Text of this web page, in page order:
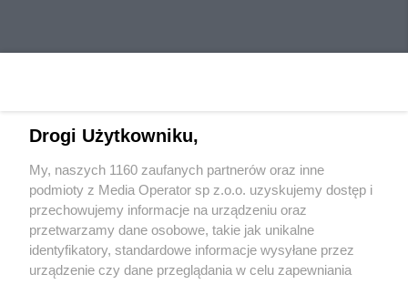
Wydawca mediówlokalnych
Drogi Użytkowniku,
My, naszych 1160 zaufanych partnerów oraz inne
podmioty z Media Operator sp z.o.o. uzyskujemy dostęp i
przechowujemy informacje na urządzeniu oraz
przetwarzamy dane osobowe, takie jak unikalne
identyfikatory, standardowe informacje wysyłane przez
urządzenie czy dane przeglądania w celu zapewniania